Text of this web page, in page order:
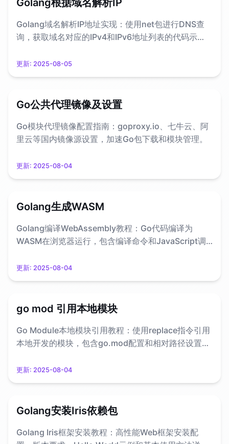
Golang根据域名解析IP
Golang域名解析IP地址实现：使用net包进行DNS查
询，获取域名对应的IPv4和IPv6地址列表的代码示
更新: 2025-08-05
Go公共代理镜像及设置
Go模块代理镜像配置指南：goproxy.io、七牛云、阿
里云等国内镜像源设置，加速Go包下载和模块管理。
更新: 2025-08-04
Golang生成WASM
Golang编译WebAssembly教程：Go代码编译为
WASM在浏览器运行，包含编译命令和JavaScript调
更新: 2025-08-04
go mod 引用本地模块
Go Module本地模块引用教程：使用replace指令引用
本地开发的模块，包含go.mod配置和相对路径设置详
更新: 2025-08-04
Golang安装Iris依赖包
Golang Iris框架安装教程：高性能Web框架安装配